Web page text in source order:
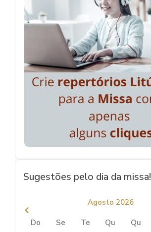
Sugestões pelo dia da missa!
Agosto 2026
Do Se Te Qu Qu